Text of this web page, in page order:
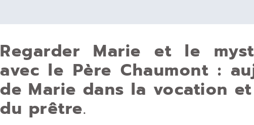
Regarder Marie et le
avec le Père Chaumont :
de Marie dans la vocation
du prêtre.